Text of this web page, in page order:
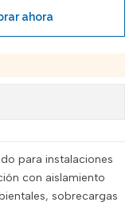
ahora
para instalaciones
con aislamiento
sobrecargas